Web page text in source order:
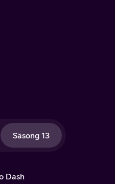
Säsong 13
Dash